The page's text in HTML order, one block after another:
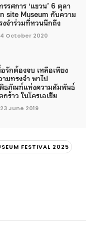
รรศการ ‘แขวน’ 6 ตุลา
site Museum กับความ
งจำร่วมที่หวนนึกถึง
4 October 2020
อรักต้องจบ เหลือเพียง
ามทรงจำ พาไป
ธภัณฑ์แห่งความสัมพันธ์
กร้าว ในโครเอเชีย
23 June 2019
FESTIVAL 2025